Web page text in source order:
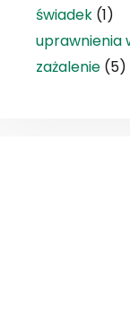
świadek (1)
uprawnienia
zażalenie (5)